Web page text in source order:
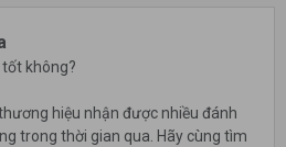
không?
hiệu nhận được nhiều đánh
trong thời gian qua. Hãy cùng tìm